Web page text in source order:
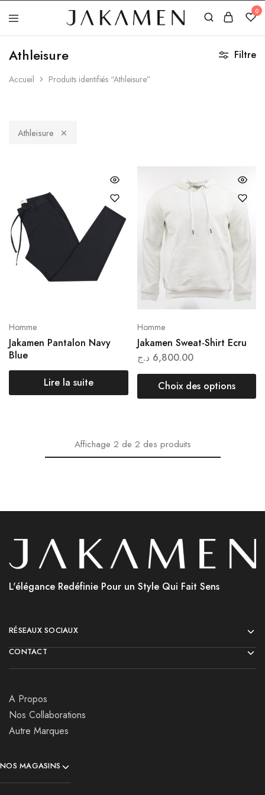
Jakamen
Algérie
0
Athleisure
Accueil Produits identifiés “Athleisure”
Filtre
Athleisure
Homme
Jakamen Pantalon Navy
Blue
Lire la suite
Homme
Jakamen Sweat-Shirt Ecru
6,800.00 د.ج
Choix des options
Affichage 2 de 2 des produits
L'élégance Redéfinie Pour un Style Qui Fait Sens
RÉSEAUX SOCIAUX
CONTACT
A Propos
Nos Collaborations
Autre Marques
NOS MAGASINS